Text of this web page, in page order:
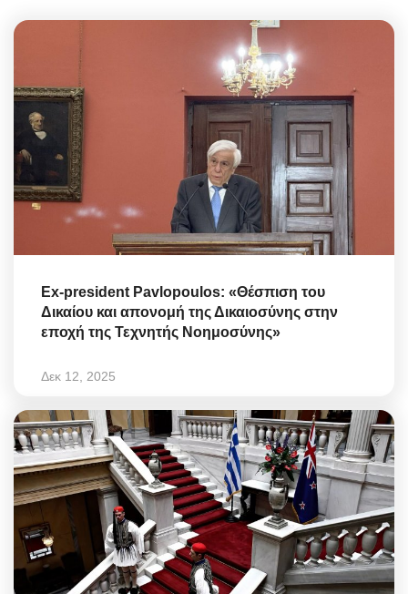
Ex-president Pavlopoulos: «Θέσπιση του
Δικαίου και απονομή της Δικαιοσύνης στην
εποχή της Τεχνητής Νοημοσύνης»
Δεκ 12, 2025